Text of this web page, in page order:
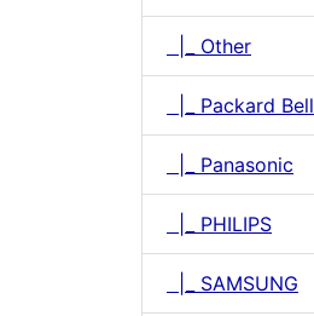
|_ Other
|_ Packard Bell
|_ Panasonic
|_ PHILIPS
|_ SAMSUNG